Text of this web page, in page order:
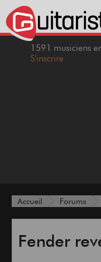
1591 musiciens
S'inscrire
Accueil Forums
Fender